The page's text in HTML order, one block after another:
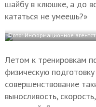
шайбу в клюшке, а до
кататься не умеешь?»
Фото: Информационное
Летом к тренировкам
физическую
совершенствование
выносливость,